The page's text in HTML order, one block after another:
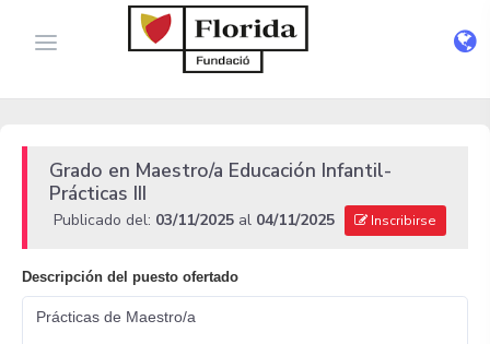
Grado en Maestro/a Educación Infantil-
Prácticas III
Publicado del: 03/11/2025 al 04/11/2025 Inscribirse
Descripción del puesto ofertado
Prácticas de Maestro/a